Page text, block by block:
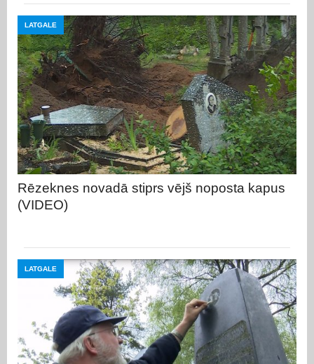
LATGALE
Rēzeknes novadā stiprs vējš noposta kapus
(VIDEO)
LATGALE